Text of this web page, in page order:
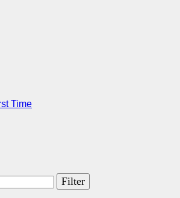
Time
Filter